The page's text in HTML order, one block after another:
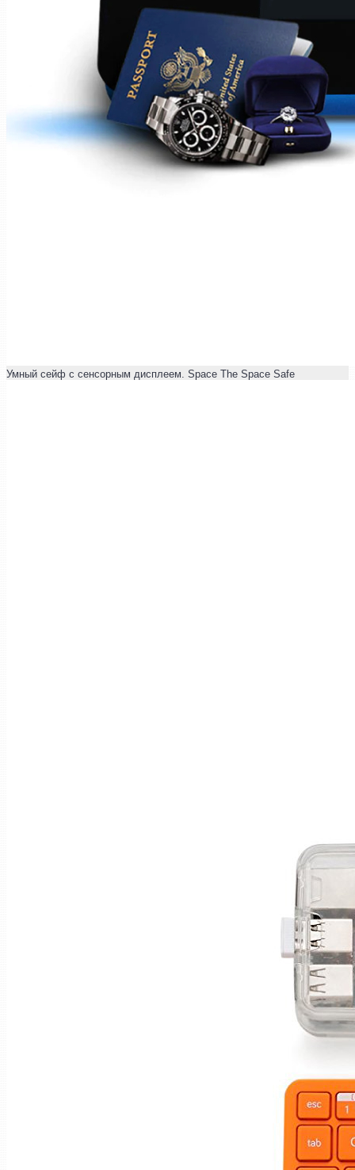
Умный сейф с сенсорным дисплеем. Space The Space Safe